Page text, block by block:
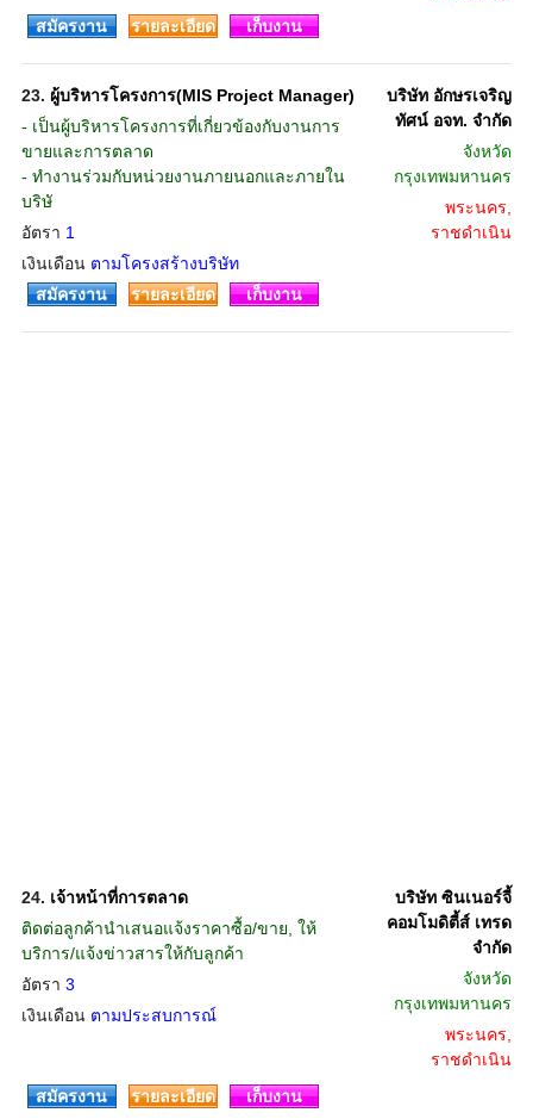
สมัครงาน
รายละเอียด เก็บงาน
23. ผู้บริหารโครงการ(MIS Project Manager)
- เป็นผู้บริหารโครงการที่เกี่ยวข้องกับงานการ
ขายและการตลาด
- ทำงานร่วมกับหน่วยงานภายนอกและภายใน
บริษั
อัตรา 1
เงินเดือน ตามโครงสร้างบริษัท
บริษัท อักษรเจริญ
ทัศน์ อจท. จำกัด
จังหวัด
กรุงเทพมหานคร
พระนคร,
ราชดำเนิน
สมัครงาน รายละเอียด เก็บงาน
24. เจ้าหน้าที่การตลาด
ติดต่อลูกค้านำเสนอแจ้งราคาซื้อ/ขาย, ให้
บริการ/แจ้งข่าวสารให้กับลูกค้า
อัตรา 3
เงินเดือน ตามประสบการณ์
บริษัท ซินเนอร์จี้
คอมโมดิตี้ส์ เทรด
จำกัด
จังหวัด
กรุงเทพมหานคร
พระนคร,
ราชดำเนิน
สมัครงาน
รายละเอียด เก็บงาน